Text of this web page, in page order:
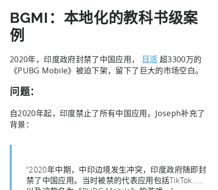
BGMI：本地化的教科书级案
例
2020年，印度政府封禁了中国应用， 日活 超3300万的
《PUBG Mobile》被迫下架，留下了巨大的市场空白。
问题：
自2020年起，印度禁止了所有中国应用。Joseph补充了
背景：
“2020年中期，中印边境发生冲突，印度政府随即封
禁了中国应用。当时被禁的代表应用包括TikTok……